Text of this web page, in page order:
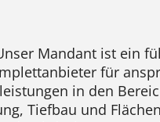
Mandant ist ein
für
in den
Tiefbau und